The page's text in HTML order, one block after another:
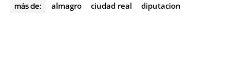
más de: almagro ciudad real diputacion